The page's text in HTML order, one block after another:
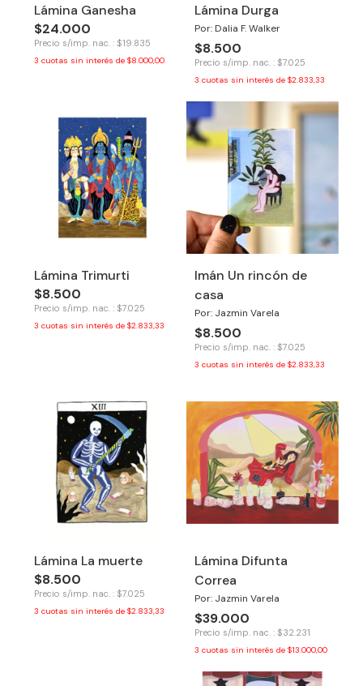
Lámina Ganesha
$24.000
Precio s/imp. nac. : $19.835
3 cuotas sin interés de $8.000,00
Lámina Durga
Por: Dalia F. Walker
$8.500
Precio s/imp. nac. : $7.025
3 cuotas sin interés de $2.833,33
Lámina Trimurti
$8.500
Precio s/imp. nac. : $7.025
3 cuotas sin interés de $2.833,33
Imán Un rincón de
casa
Por: Jazmin Varela
$8.500
Precio s/imp. nac. : $7.025
3 cuotas sin interés de $2.833,33
Lámina La muerte
$8.500
Precio s/imp. nac. : $7.025
3 cuotas sin interés de $2.833,33
Lámina Difunta
Correa
Por: Jazmin Varela
$39.000
Precio s/imp. nac. : $32.231
3 cuotas sin interés de $13.000,00